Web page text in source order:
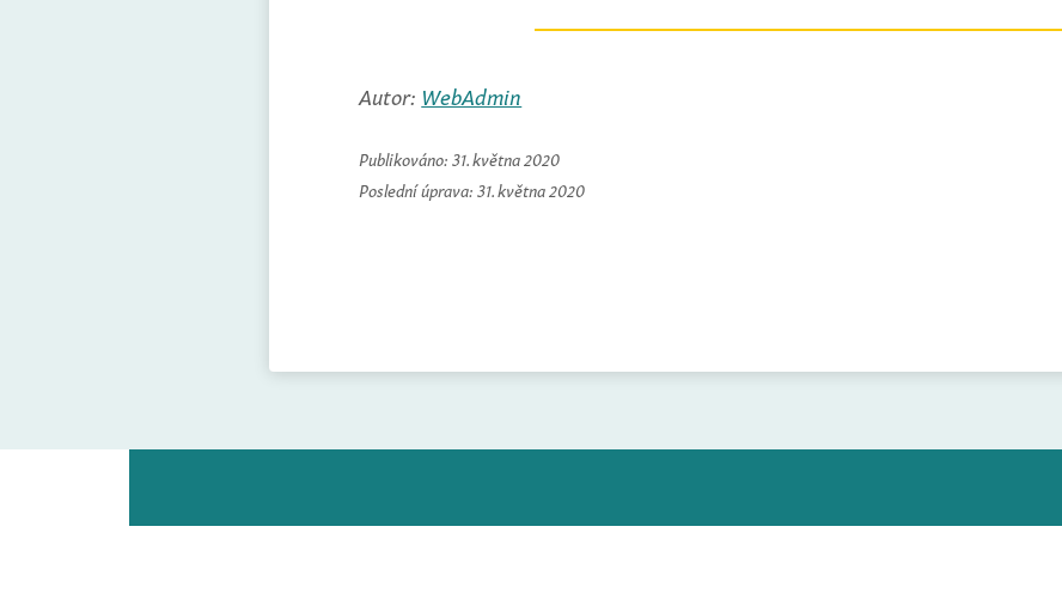
Autor: WebAdmin
Publikováno: 31. května 2020
Poslední úprava: 31. května 2020